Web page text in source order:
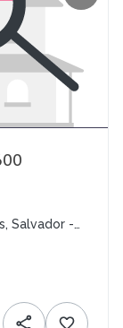
Salvador -